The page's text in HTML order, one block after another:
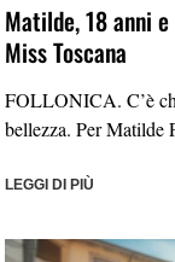
Matilde, 18 anni
Miss Toscana
FOLLONICA. C’è
bellezza. Per Matilde
LEGGI DI PIÙ